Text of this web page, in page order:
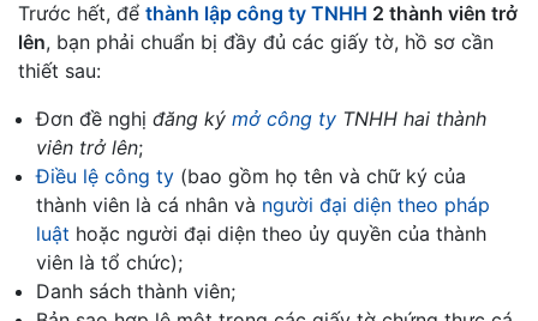
Trước hết, để thành lập công ty TNHH 2 thành viên trở
lên, bạn phải chuẩn bị đầy đủ các giấy tờ, hồ sơ cần
thiết sau:
Đơn đề nghị đăng ký mở công ty TNHH hai thành
viên trở lên;
Điều lệ công ty (bao gồm họ tên và chữ ký của
thành viên là cá nhân và người đại diện theo pháp
luật hoặc người đại diện theo ủy quyền của thành
viên là tổ chức);
Danh sách thành viên;